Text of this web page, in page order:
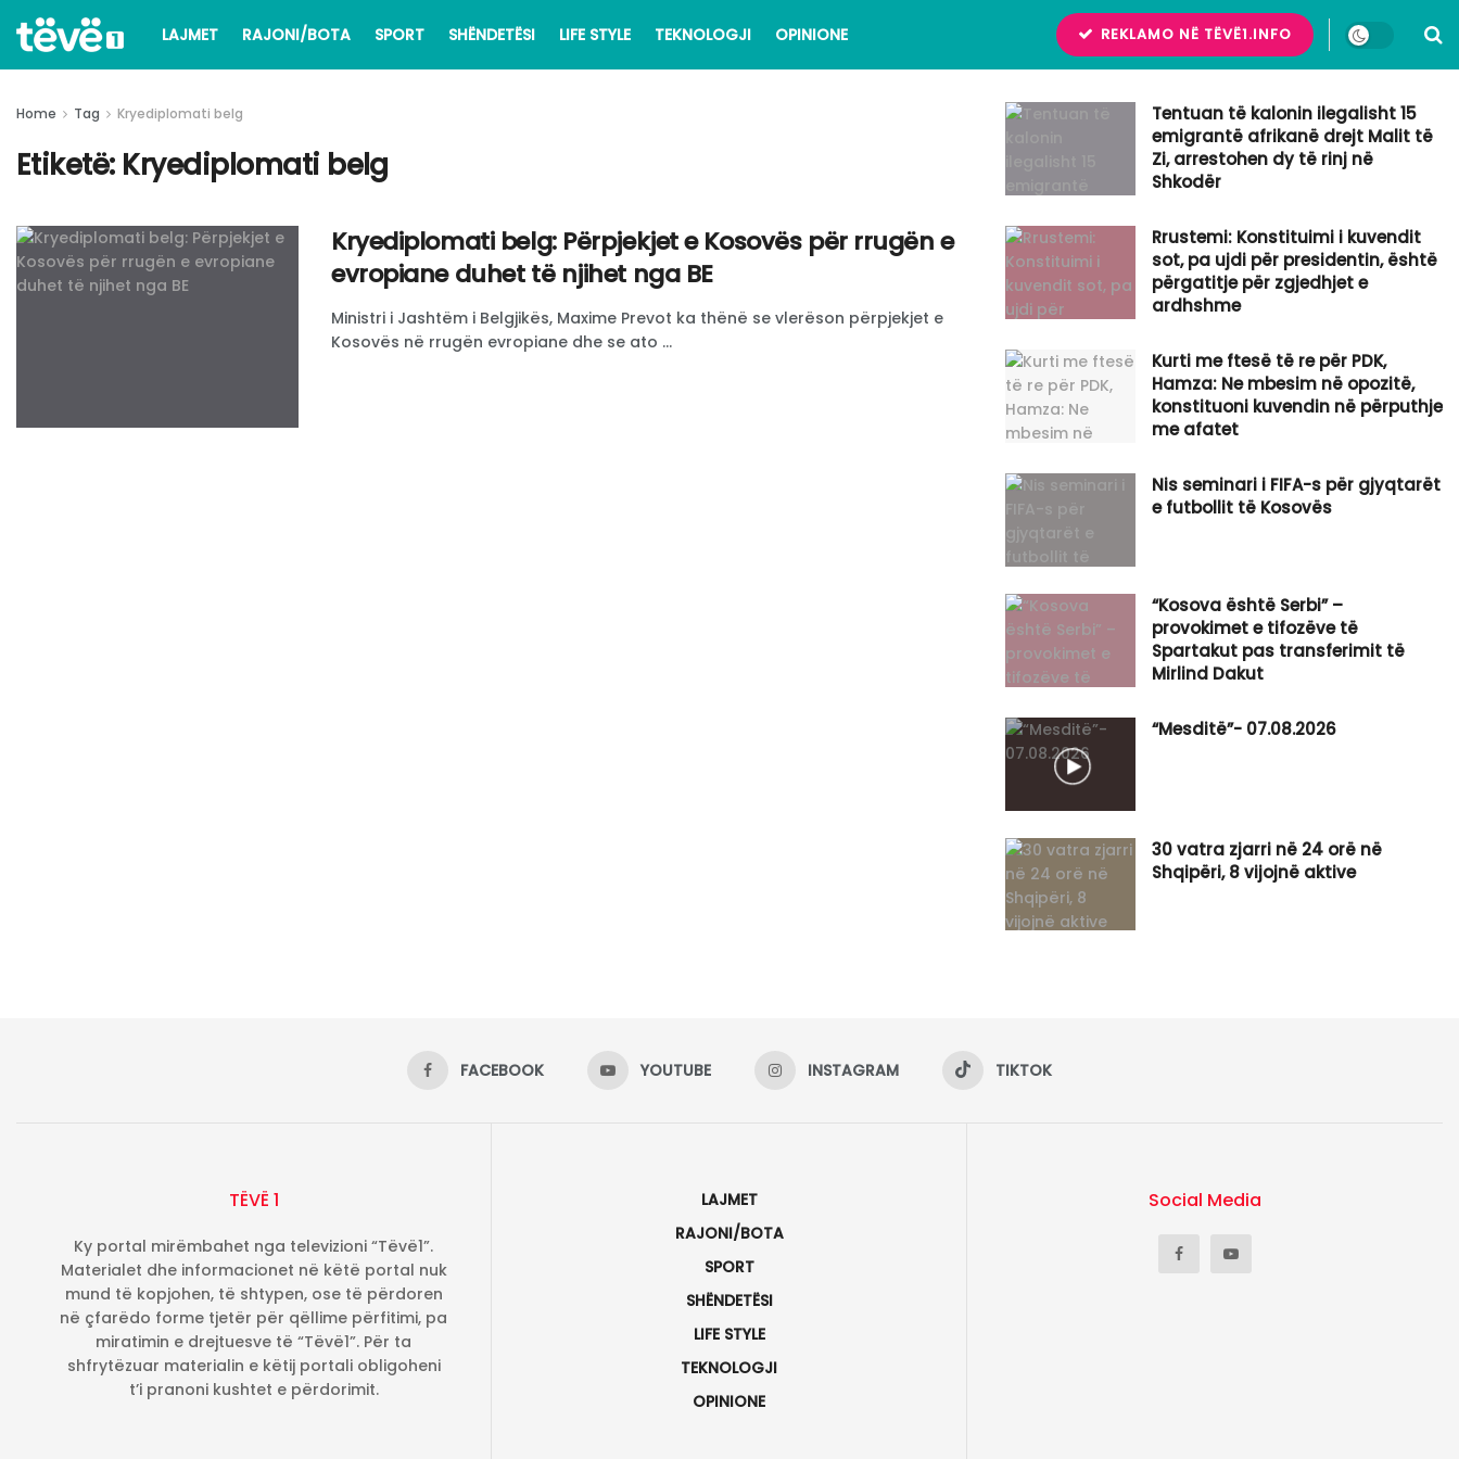
LAJMET RAJONI/BOTA SPORT SHËNDETËSI LIFE STYLE TEKNOLOGJI OPINIONE REKLAMO NË TËVË1.INFO
Home Tag Kryediplomati belg
Etiketë: Kryediplomati belg
Kryediplomati belg: Përpjekjet e Kosovës për rrugën e
evropiane duhet të njihet nga BE
Ministri i Jashtëm i Belgjikës, Maxime Prevot ka thënë se vlerëson përpjekjet e
Kosovës në rrugën evropiane dhe se ato ...
Tentuan të kalonin ilegalisht 15
emigrantë afrikanë drejt Malit të
Zi, arrestohen dy të rinj në
Shkodër
Rrustemi: Konstituimi i kuvendit
sot, pa ujdi për presidentin, është
përgatitje për zgjedhjet e
ardhshme
Kurti me ftesë të re për PDK,
Hamza: Ne mbesim në opozitë,
konstituoni kuvendin në përputhje
me afatet
Nis seminari i FIFA-s për gjyqtarët
e futbollit të Kosovës
“Kosova është Serbi” –
provokimet e tifozëve të
Spartakut pas transferimit të
Mirlind Dakut
“Mesditë”- 07.08.2026
30 vatra zjarri në 24 orë në
Shqipëri, 8 vijojnë aktive
FACEBOOK YOUTUBE INSTAGRAM TIKTOK
TËVË 1
Ky portal mirëmbahet nga televizioni “Tëvë1”.
Materialet dhe informacionet në këtë portal nuk
mund të kopjohen, të shtypen, ose të përdoren
në çfarëdo forme tjetër për qëllime përfitimi, pa
miratimin e drejtuesve të “Tëvë1”. Për ta
shfrytëzuar materialin e këtij portali obligoheni
t’i pranoni kushtet e përdorimit.
LAJMET
RAJONI/BOTA
SPORT
SHËNDETËSI
LIFE STYLE
TEKNOLOGJI
OPINIONE
Social Media